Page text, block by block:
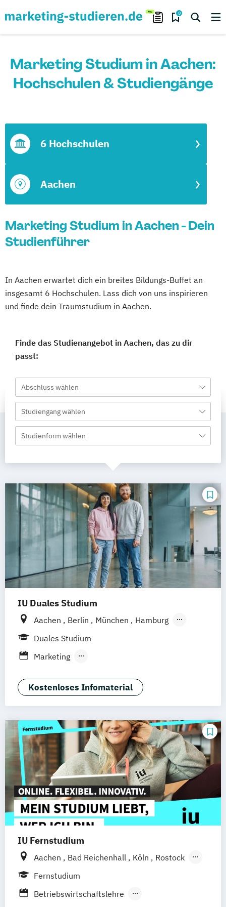
0
Marketing Studium in Aachen:
Hochschulen & Studiengänge
Aachen
6 Hochschulen
Marketing Studium in Aachen - Dein
Studienführer
In Aachen erwartet dich ein breites Bildungs-Buffet an
insgesamt 6 Hochschulen. Lass dich von uns inspirieren
und finde dein Traumstudium in Aachen.
Finde das Studienangebot in Aachen, das zu dir
passt:
Abschluss wählen
Studiengang wählen
Studienform wählen
IU Duales Studium
Aachen Berlin München
Hamburg
Frankfurt am Main
Mannheim
Augsburg Bielefeld Braunschweig
Dresden Duisburg Karlsruhe
Mainz Münster Stuttgart
deutschlandweit Bonn
Duales Studium
Marketing
Kostenloses Infomaterial
IU Fernstudium
Aachen Bad Reichenhall Köln
Rostock
Freiburg
Deggendorf Karlsruhe
Fernstudium
Betriebswirtschaftslehre